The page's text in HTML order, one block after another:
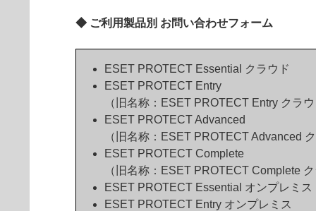
◆ ご利用製品別 お問い合わせフォーム
ESET PROTECT Essential クラウド
ESET PROTECT Entry
（旧名称：ESET PROTECT Entry クラウ
ESET PROTECT Advanced
（旧名称：ESET PROTECT Advanced ク
ESET PROTECT Complete
（旧名称：ESET PROTECT Complete ク
ESET PROTECT Essential オンプレミス
ESET PROTECT Entry オンプレミス